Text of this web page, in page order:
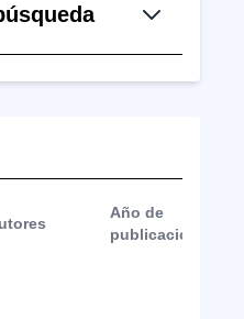
Año de
publicación